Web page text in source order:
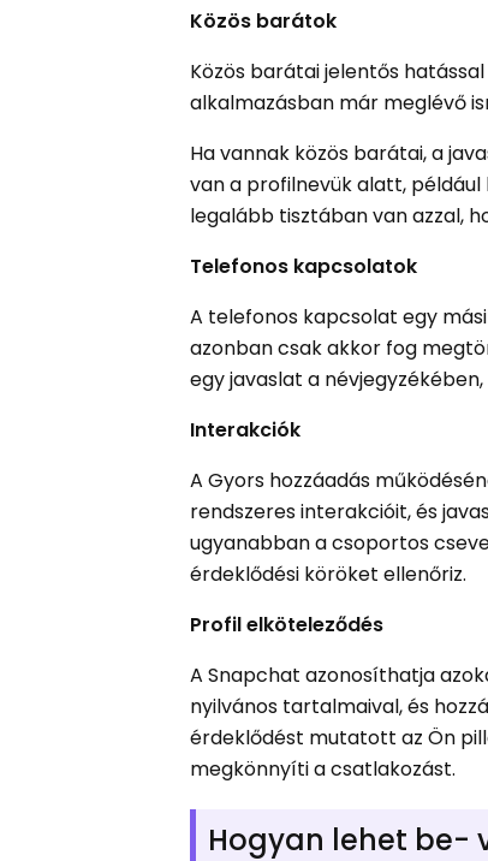
Közös barátok
Közös barátai jelentős
alkalmazásban már meglévő
Ha vannak közös barátai, a
van a profilnevük alatt, például
legalább tisztában van azzal,
Telefonos kapcsolatok
A telefonos kapcsolat egy
azonban csak akkor fog
egy javaslat a
Interakciók
A Gyors hozzáadás
rendszeres interakcióit, és
ugyanabban a csoportos
érdeklődési köröket ellenőriz.
Profil elköteleződés
A Snapchat azonosíthatja
nyilvános tartalmaival, és
érdeklődést mutatott az Ön
megkönnyíti a csatlakozást.
Hogyan lehet be-